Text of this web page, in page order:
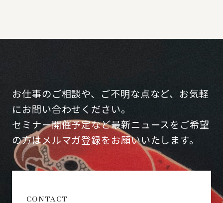
お仕事のご相談や、ご不明な点など、お気軽
にお問い合わせください。
セミナー開催予定など最新ニュースをご希望
の方はメルマガ登録をお願いいたします。
CONTACT